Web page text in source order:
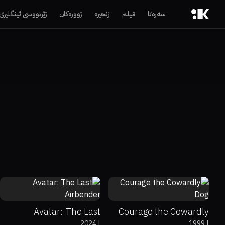
سەرەتا فیلم زنجیرە ژوورەکان ژێرنووسی ئینگلیزی
Courage the Cowardly
7.2
62%
0%
Avatar: The Last